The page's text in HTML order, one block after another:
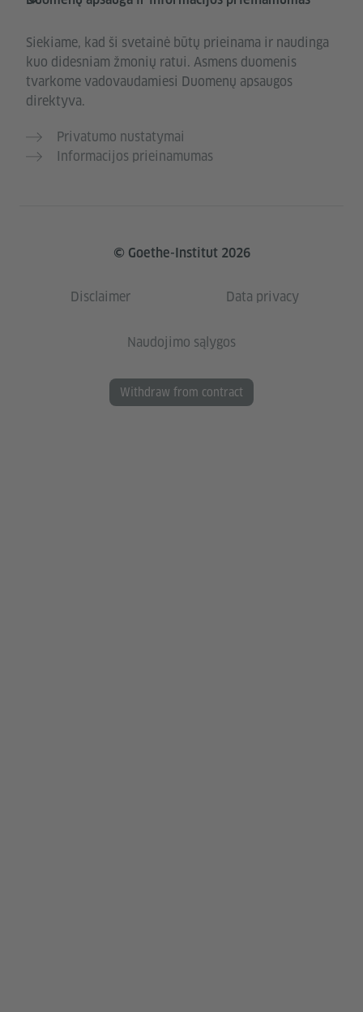
Siekiame, kad ši svetainė būtų prieinama ir naudinga
kuo didesniam žmonių ratui. Asmens duomenis
tvarkome vadovaudamiesi Duomenų apsaugos
direktyva.
Privatumo nustatymai
Informacijos prieinamumas
© Goethe-Institut 2026
Disclaimer Data privacy
Naudojimo sąlygos
Withdraw from contract